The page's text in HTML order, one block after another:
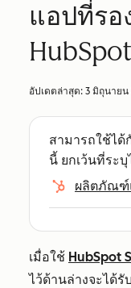
แอปที่รอ
อัปเดตล่าสุด: 3 มิถุนายน
สามารถใช้ได้
นี้ ยกเว้นที่ระบุ
ผลิตภัณฑ์
เมื่อใช้ HubSpot
ไว้ด้านล่างจะได้